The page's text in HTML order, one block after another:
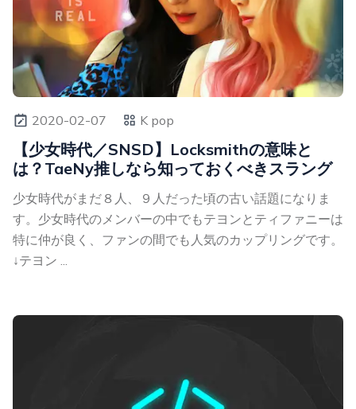
2020-02-07 K pop
【少女時代／SNSD】Locksmithの意味と
は？TaeNy推しなら知っておくべきスラング
少女時代がまだ８人、９人だった頃の古い話題になりま
す。少女時代のメンバーの中でもテヨンとティファニーは
特に仲が良く、ファンの間でも人気のカップリングです。
↓テヨン ...